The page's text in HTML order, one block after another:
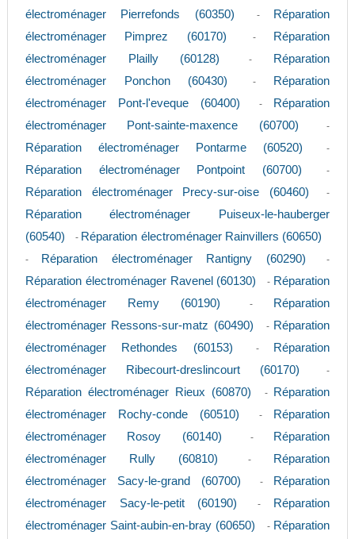
électroménager Pierrefonds (60350)
-
Réparation
électroménager Pimprez (60170)
-
Réparation
électroménager Plailly (60128)
-
Réparation
électroménager Ponchon (60430)
-
Réparation
électroménager Pont-l'eveque (60400)
-
Réparation
électroménager Pont-sainte-maxence (60700)
-
Réparation électroménager Pontarme (60520) -
Réparation électroménager Pontpoint (60700) -
Réparation électroménager Precy-sur-oise (60460) -
Réparation électroménager Puiseux-le-hauberger
(60540)
- Réparation électroménager Rainvillers (60650)
- Réparation électroménager Rantigny (60290) -
Réparation électroménager Ravenel (60130) - Réparation
électroménager Remy (60190)
-
Réparation
électroménager Ressons-sur-matz (60490)
- Réparation
électroménager Rethondes (60153)
-
Réparation
électroménager Ribecourt-dreslincourt (60170)
-
Réparation électroménager Rieux (60870) -
Réparation
électroménager Rochy-conde (60510)
-
Réparation
électroménager Rosoy (60140)
-
Réparation
électroménager Rully (60810)
-
Réparation
électroménager Sacy-le-grand (60700)
-
Réparation
électroménager Sacy-le-petit (60190)
-
Réparation
électroménager Saint-aubin-en-bray (60650)
- Réparation